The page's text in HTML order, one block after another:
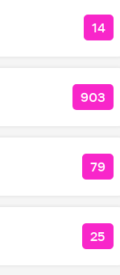
14
903
79
25